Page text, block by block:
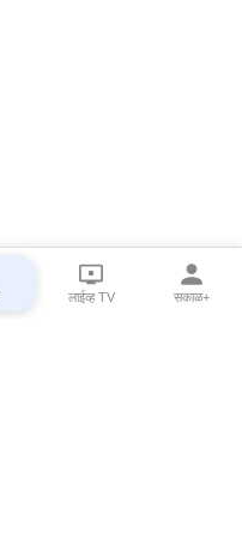
लाईव्ह TV सकाळ+